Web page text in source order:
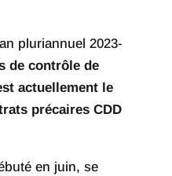
pluriannuel 2023-
de contrôle de
actuellement le
précaires CDD
en juin, se